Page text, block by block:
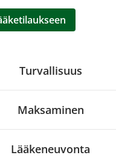
Turvallisuus
Maksaminen
Lääkeneuvonta